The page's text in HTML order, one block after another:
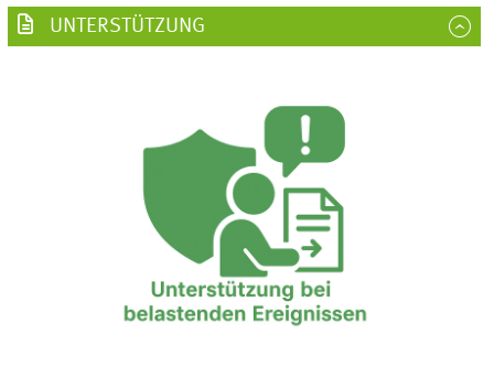
UNTERSTÜTZUNG